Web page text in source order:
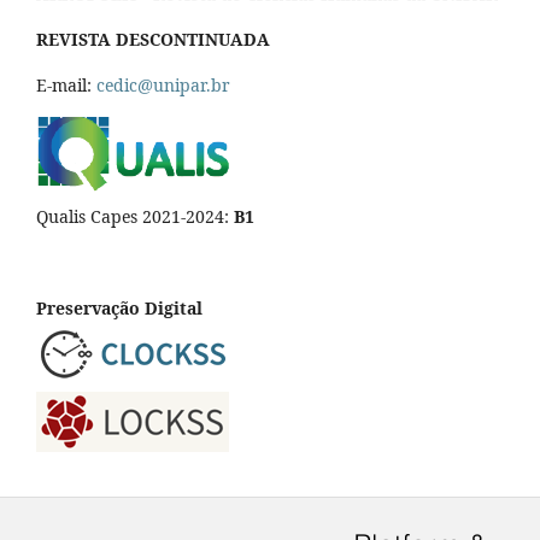
REVISTA DESCONTINUADA
E-mail: cedic@unipar.br
Qualis Capes 2021-2024: B1
Preservação Digital